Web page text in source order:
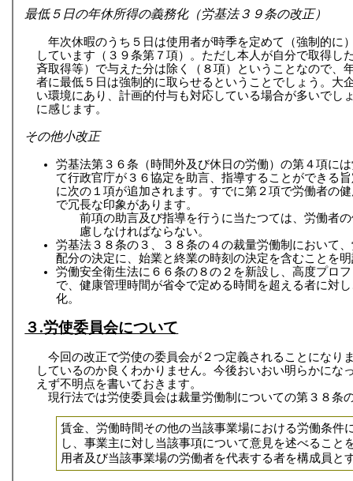
最低５日の年休所得の義務化（労基法３９条の改正）
年次休暇のうち５日は使用者が時季を定めて（強制的に
しています（３９条第７項）。ただし本人が自分で取得し
斉取得等）で与えた分は除く（８項）ということなので、
者に最低５日は強制的に取らせるということでしょう。大
い環境にあり、計画的付与も対応している場合が多いでし
に感じます。
その他小改正
労基法第３６条（時間外及び休日の労働）の第４項に
て行政官庁が３６協定を助言、指導することができる
に次の１項が追加されます。すでに第２項で労働者の
で冗長な印象があります。
前項の助言及び指導を行うに当たつては、労働者
慮しなければならない。
労基法３８条の３、３８条の４の裁量労働制において
配分の決定に、始業と終業の時刻の決定を含むことを
労働安全衛生法に６６条の８の２を新設し、高度プロ
で、健康管理時間が省令で定める時間を超える者に対
化。
３.労使委員会について
今回の改正で労使の委員会が２つ定義されることになり
しているのか良くわかりません。今後おいおい明らかにな
えず不明点を書いておきます。
現行法では労使委員会は裁量労働制についての第３８条
賃金、労働時間その他の当該事業場における労働条件
し、事業主に対し当該事項について意見を述べること
用者及び当該事業場の労働者を代表する者を構成員と